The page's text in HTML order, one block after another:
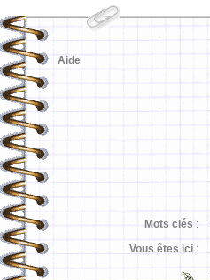
Aide
Mots clés :
Vous êtes ici :